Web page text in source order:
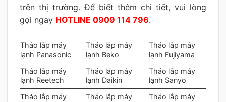
trên thị trường. Để biết thêm chi tiết, vui lòng
gọi ngay HOTLINE 0909 114 796.
Tháo lắp máy
lạnh Panasonic
Tháo lắp máy
lạnh Beko
Tháo lắp máy
lạnh Fujiyama
Tháo lắp máy
lạnh Reetech
Tháo lắp máy
lạnh Daikin
Tháo lắp máy
lạnh Sanyo
Tháo lắp máy
Tháo lắp máy
Tháo lắp máy